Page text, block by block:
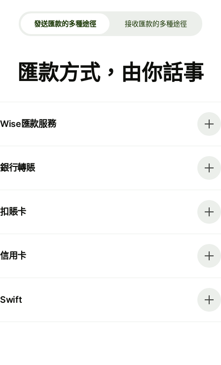
發送匯款的多種途徑 接收匯款的多種途徑
匯款方式，由你話事
Wise匯款服務
銀行轉賬
扣賬卡
信用卡
Swift